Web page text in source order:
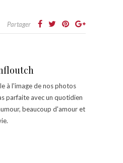
Partager
à l'image de nos photos
parfaite avec un quotidien
beaucoup d'amour et